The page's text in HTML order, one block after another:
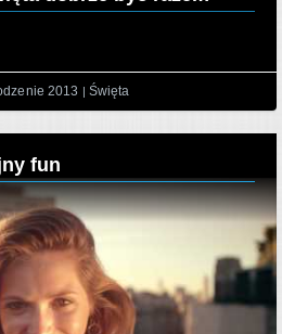
2013 | Święta
fun